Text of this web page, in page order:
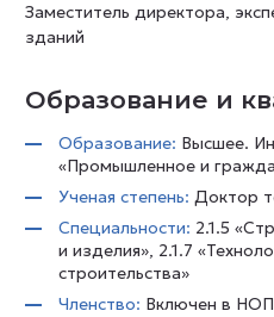
Заместитель директора,
зданий
Образование и
Образование: Высшее.
«Промышленное и
Ученая степень: Доктор
Специальности: 2.1.5
и изделия», 2.1.7
строительства»
Членство: Включен в